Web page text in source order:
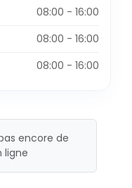
08:00 - 16:00
08:00 - 16:00
08:00 - 16:00
encore de
ligne